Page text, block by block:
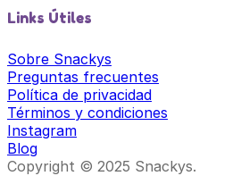
Links Útiles
Sobre Snackys
Preguntas frecuentes
Política de privacidad
Términos y condiciones
Instagram
Blog
Copyright © 2025 Snackys.